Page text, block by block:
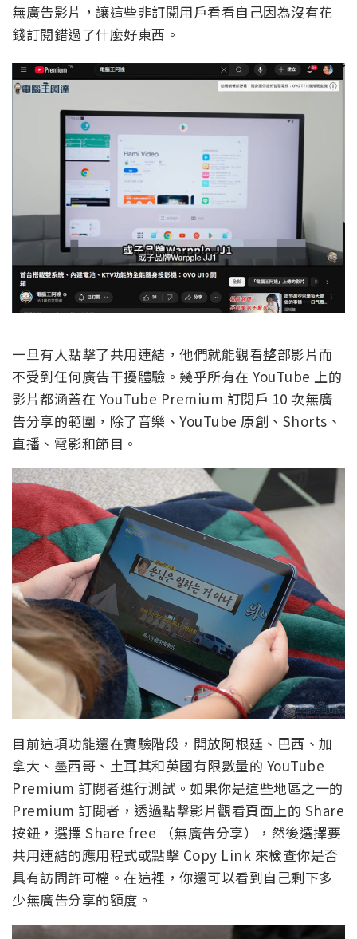
無廣告影片，讓這些非訂閱用戶看看自己因為沒有花
錢訂閱錯過了什麼好東西。
一旦有人點擊了共用連結，他們就能觀看整部影片而
不受到任何廣告干擾體驗。幾乎所有在 YouTube 上的
影片都涵蓋在 YouTube Premium 訂閱戶 10 次無廣
告分享的範圍，除了音樂、YouTube 原創、Shorts、
直播、電影和節目。
目前這項功能還在實驗階段，開放阿根廷、巴西、加
拿大、墨西哥、土耳其和英國有限數量的 YouTube
Premium 訂閱者進行測試。如果你是這些地區之一的
Premium 訂閱者，透過點擊影片觀看頁面上的 Share
按鈕，選擇 Share free （無廣告分享），然後選擇要
共用連結的應用程式或點擊 Copy Link 來檢查你是否
具有訪問許可權。在這裡，你還可以看到自己剩下多
少無廣告分享的額度。